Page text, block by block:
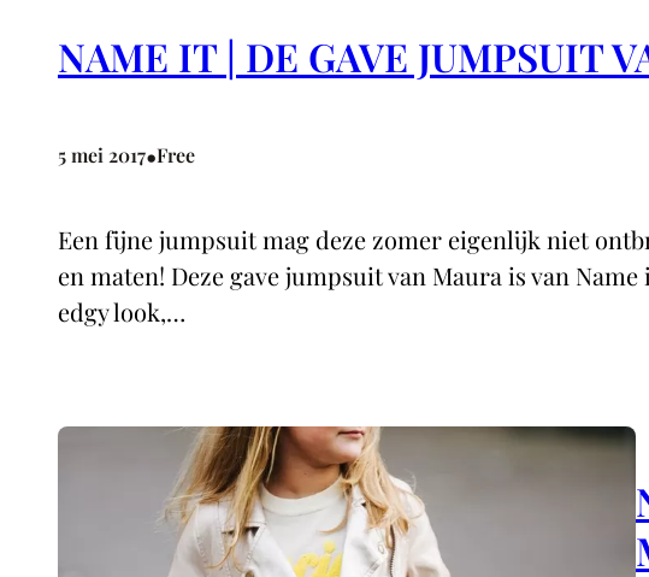
NAME IT | DE GAVE JUMPSUIT
5 mei 2017•Free
Een fijne jumpsuit mag deze zomer eigenlijk niet
en maten! Deze gave jumpsuit van Maura is van
edgy look,…